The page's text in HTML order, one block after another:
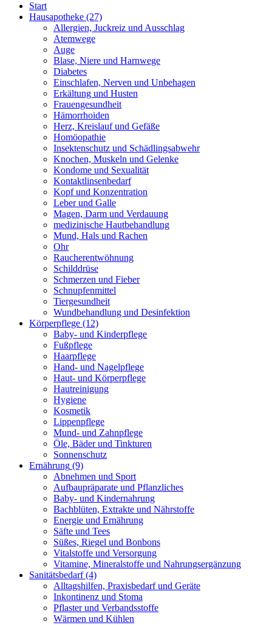
Start
Hausapotheke (27)
Allergien, Juckreiz und Ausschlag
Atemwege
Auge
Blase, Niere und Harnwege
Diabetes
Einschlafen, Nerven und Unbehagen
Erkältung und Husten
Frauengesundheit
Hämorrhoiden
Herz, Kreislauf und Gefäße
Homöopathie
Insektenschutz und Schädlingsabwehr
Knochen, Muskeln und Gelenke
Kondome und Sexualität
Kontaktlinsenbedarf
Kopf und Konzentration
Leber und Galle
Magen, Darm und Verdauung
medizinische Hautbehandlung
Mund, Hals und Rachen
Ohr
Raucherentwöhnung
Schilddrüse
Schmerzen und Fieber
Schnupfenmittel
Tiergesundheit
Wundbehandlung und Desinfektion
Körperpflege (12)
Baby- und Kinderpflege
Fußpflege
Haarpflege
Hand- und Nagelpflege
Haut- und Körperpflege
Hautreinigung
Hygiene
Kosmetik
Lippenpflege
Mund- und Zahnpflege
Öle, Bäder und Tinkturen
Sonnenschutz
Ernährung (9)
Abnehmen und Sport
Aufbaupräparate und Pflanzliches
Baby- und Kindernahrung
Bachblüten, Extrakte und Nährstoffe
Energie und Ernährung
Säfte und Tees
Süßes, Riegel und Bonbons
Vitalstoffe und Versorgung
Vitamine, Mineralstoffe und Nahrungsergänzung
Sanitätsbedarf(4)
Alltagshilfen, Praxisbedarf und Geräte
Inkontinenz und Stoma
Pflaster und Verbandsstoffe
Wärmen und Kühlen